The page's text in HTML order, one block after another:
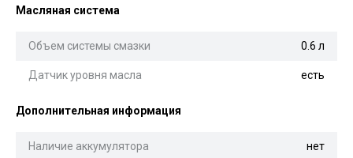
Масляная система
Объем системы смазки 0.6 л
Датчик уровня масла есть
Дополнительная информация
Наличие аккумулятора нет